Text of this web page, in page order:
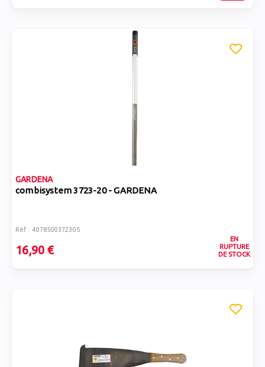
GARDENA
combisystem 3723-20 - GARDENA
Réf : 4078500372305
16,90 €
EN
RUPTURE
DE STOCK